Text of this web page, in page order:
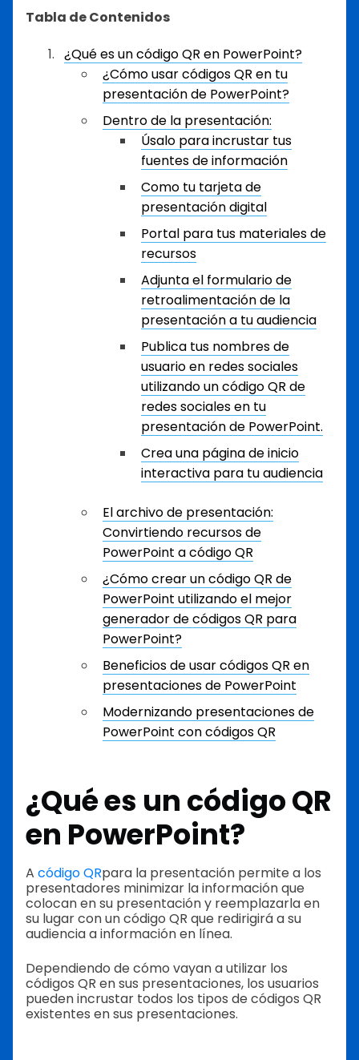
Tabla de Contenidos
¿Qué es un código QR en PowerPoint?
¿Cómo usar códigos QR en tu
presentación de PowerPoint?
Dentro de la presentación:
Úsalo para incrustar tus
fuentes de información
Como tu tarjeta de
presentación digital
Portal para tus materiales de
recursos
Adjunta el formulario de
retroalimentación de la
presentación a tu audiencia
Publica tus nombres de
usuario en redes sociales
utilizando un código QR de
redes sociales en tu
presentación de PowerPoint.
Crea una página de inicio
interactiva para tu audiencia
El archivo de presentación:
Convirtiendo recursos de
PowerPoint a código QR
¿Cómo crear un código QR de
PowerPoint utilizando el mejor
generador de códigos QR para
PowerPoint?
Beneficios de usar códigos QR en
presentaciones de PowerPoint
Modernizando presentaciones de
PowerPoint con códigos QR
¿Qué es un código QR
en PowerPoint?
A código QRpara la presentación permite a los
presentadores minimizar la información que
colocan en su presentación y reemplazarla en
su lugar con un código QR que redirigirá a su
audiencia a información en línea.
Dependiendo de cómo vayan a utilizar los
códigos QR en sus presentaciones, los usuarios
pueden incrustar todos los tipos de códigos QR
existentes en sus presentaciones.